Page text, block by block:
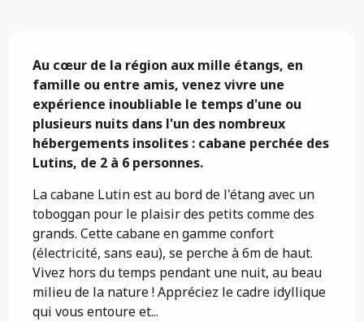
Au cœur de la région aux mille étangs, en
famille ou entre amis, venez vivre une
expérience inoubliable le temps d'une ou
plusieurs nuits dans l'un des nombreux
hébergements insolites : cabane perchée des
Lutins, de 2 à 6 personnes.
La cabane Lutin est au bord de l'étang avec un
toboggan pour le plaisir des petits comme des
grands. Cette cabane en gamme confort
(électricité, sans eau), se perche à 6m de haut.
Vivez hors du temps pendant une nuit, au beau
milieu de la nature ! Appréciez le cadre idyllique
qui vous entoure et...